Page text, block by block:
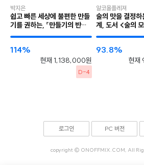
박지은
쉽고 빠른 세상에 불편한 만들
기를 권하는, 『만들기의 반대
말』
114%
현재 1,138,000원
D-4
알코올플레져
술의 맛을 결정
계, 도서 <술의
93.8%
현
로그인 PC 버전
copyright © ONOFFMIX.COM, All